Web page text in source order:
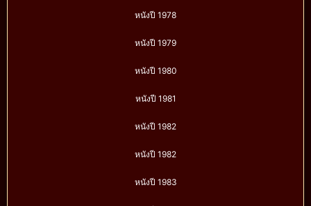
หนังปี 1978
หนังปี 1979
หนังปี 1980
หนังปี 1981
หนังปี 1982
หนังปี 1982
หนังปี 1983